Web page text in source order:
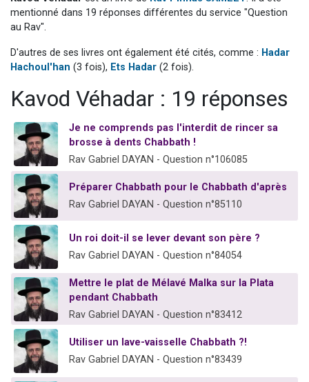
Il reste 49 places pour étudier en groupe sur Zoom
2 personnes viennent de nous rejoindre sur WhatsApp
2 nouvelles musiques dans Torah-Box Music
6 personnes viennent de nous rejoindre sur WhatsApp
mentionné dans 19 réponses différentes du service "Question
au Rav".
D'autres de ses livres ont également été cités, comme : Hadar
Hachoul'han (3 fois), Ets Hadar (2 fois).
Kavod Véhadar : 19 réponses
Je ne comprends pas l'interdit de rincer sa
brosse à dents Chabbath !
Rav Gabriel DAYAN - Question n°106085
Préparer Chabbath pour le Chabbath d'après
Rav Gabriel DAYAN - Question n°85110
Un roi doit-il se lever devant son père ?
Rav Gabriel DAYAN - Question n°84054
Mettre le plat de Mélavé Malka sur la Plata
pendant Chabbath
Rav Gabriel DAYAN - Question n°83412
Utiliser un lave-vaisselle Chabbath ?!
Rav Gabriel DAYAN - Question n°83439